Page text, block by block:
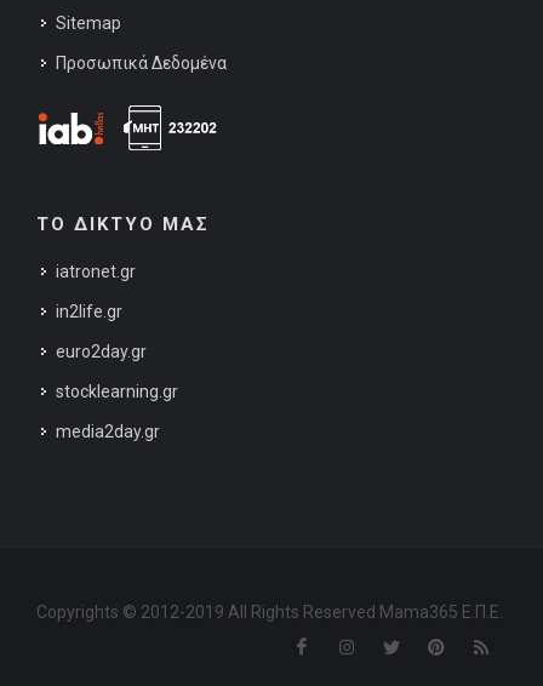
Sitemap
Προσωπικά Δεδομένα
ΤΟ ΔΙΚΤΥΟ ΜΑΣ
iatronet.gr
in2life.gr
euro2day.gr
stocklearning.gr
media2day.gr
Copyrights © 2012-2019 All Rights Reserved Mama365 Ε.Π.Ε.